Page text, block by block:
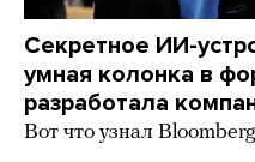
Секретное ИИ-
умная колонка в
разработала
Вот что узнал